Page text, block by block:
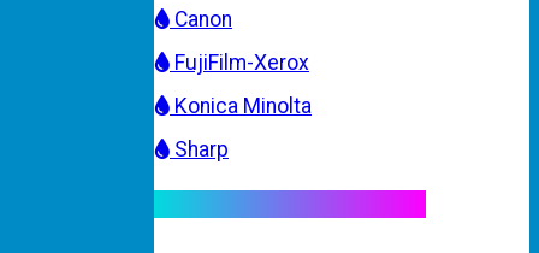
Canon
FujiFilm-Xerox
Konica Minolta
Sharp